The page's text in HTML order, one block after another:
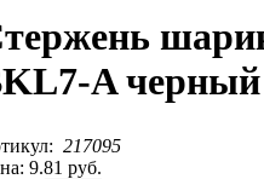
A черный
217095
9.81 руб.